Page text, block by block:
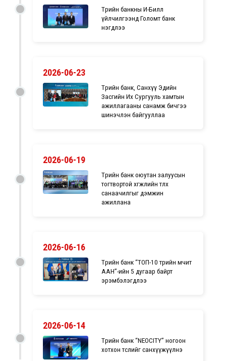
Төрийн банкны И-Билл
үйлчилгээнд Голомт банк
нэгдлээ
2026-06-23
Төрийн банк, Санхүү Эдийн
Засгийн Их Сургууль хамтын
ажиллагааны санамж бичгээ
шинэчлэн байгууллаа
2026-06-19
Төрийн банк оюутан залуусын
тогтвортой хөгжлийн төлөөх
санаачилгыг дэмжин
ажиллана
2026-06-16
Төрийн банк “ТОП-10 төрийн өмчит
ААН”-ийн 5 дугаар байрт
эрэмбэлэгдлээ
2026-06-14
Төрийн банк “NEOCITY” ногоон
хотхон төслийг санхүүжүүлнэ